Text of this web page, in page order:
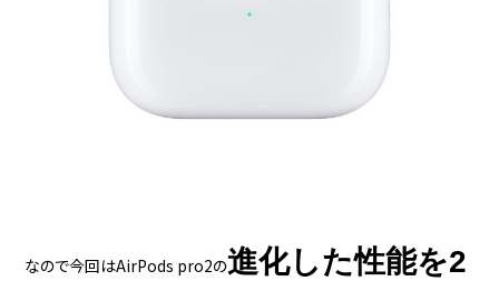
なので今回はAirPods pro2の進化した性能を2